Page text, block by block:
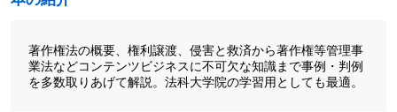
著作権法の概要、権利譲渡、侵害と救済から著作権等管理事
業法などコンテンツビジネスに不可欠な知識まで事例・判例
を多数取りあげて解説。法科大学院の学習用としても最適。